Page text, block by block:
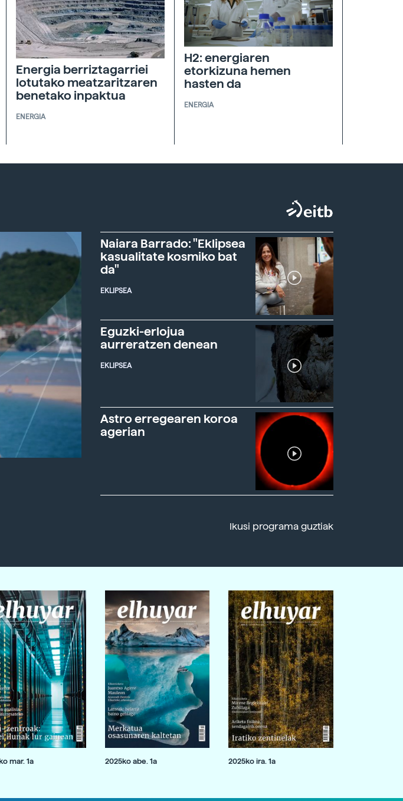
Energia berriztagarriei
lotutako meatzaritzaren
benetako inpaktua
ENERGIA
H2: energiaren
etorkizuna hemen
hasten da
ENERGIA
Naiara Barrado: "Eklipsea
kasualitate kosmiko bat
da"
EKLIPSEA
Eguzki-erlojua
aurreratzen denean
EKLIPSEA
Astro erregearen koroa
agerian
Ikusi programa guztiak
mar. 1a 2025ko abe. 1a 2025ko ira. 1a